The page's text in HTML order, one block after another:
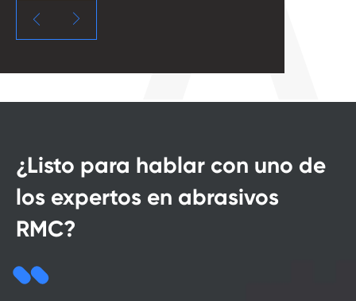
 
¿Listo para hablar con uno de
los expertos en abrasivos
RMC?